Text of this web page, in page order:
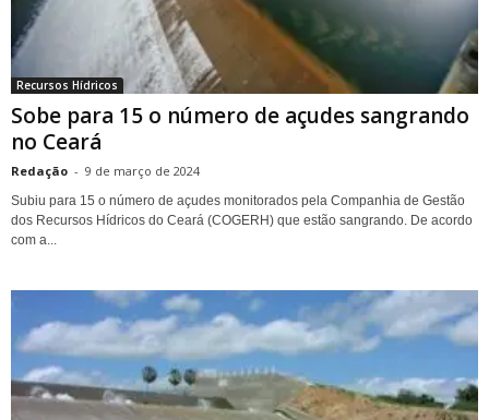
Recursos Hídricos
Sobe para 15 o número de açudes sangrando
no Ceará
Redação - 9 de março de 2024
Subiu para 15 o número de açudes monitorados pela Companhia de Gestão
dos Recursos Hídricos do Ceará (COGERH) que estão sangrando. De acordo
com a...